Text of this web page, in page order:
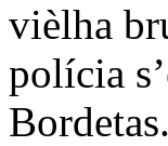
vièlha
polícia